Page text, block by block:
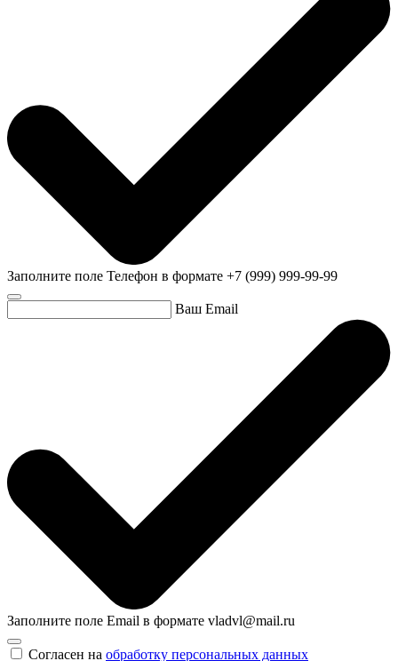
Заполните поле Телефон в формате +7 (999) 999-99-99
Ваш Email
Заполните поле Email в формате vladvl@mail.ru
Согласен на обработку персональных данных